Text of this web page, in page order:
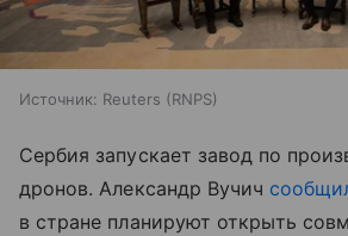
Источник: Reuters (RNPS)
Сербия запускает завод по
дронов. Александр Вучич
в стране планируют открыть